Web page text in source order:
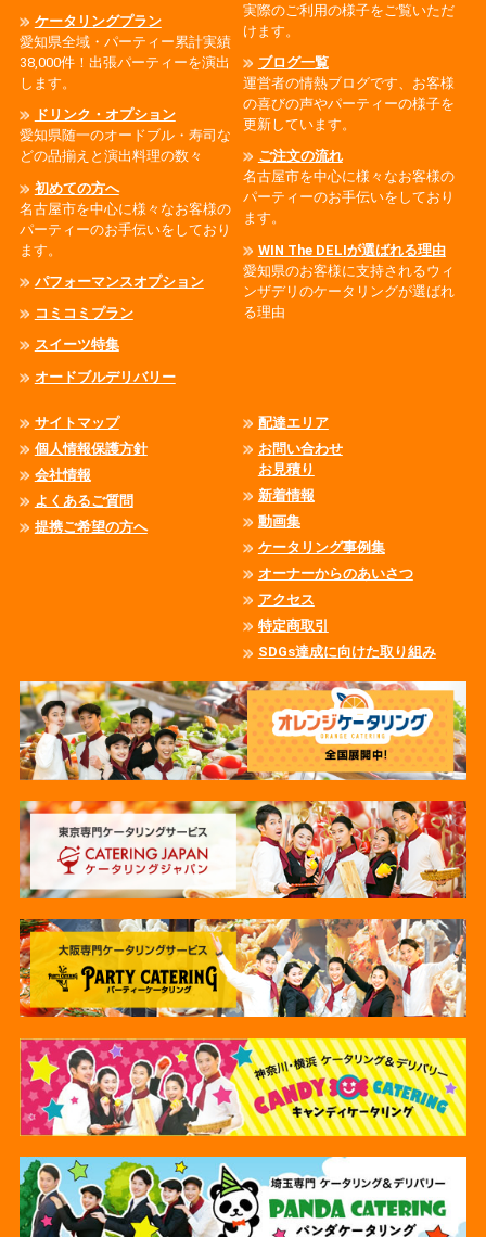
ケータリングプラン
愛知県全域・パーティー累計実績
38,000件！出張パーティーを演出
します。
ドリンク・オプション
愛知県随一のオードブル・寿司な
どの品揃えと演出料理の数々
初めての方へ
名古屋市を中心に様々なお客様の
パーティーのお手伝いをしており
ます。
パフォーマンスオプション
コミコミプラン
スイーツ特集
オードブルデリバリー
実際のご利用の様子をご覧いただ
けます。
ブログ一覧
運営者の情熱ブログです、お客様
の喜びの声やパーティーの様子を
更新しています。
ご注文の流れ
名古屋市を中心に様々なお客様の
パーティーのお手伝いをしており
ます。
WIN The DELIが選ばれる理由
愛知県のお客様に支持されるウィ
ンザデリのケータリングが選ばれ
る理由
サイトマップ
個人情報保護方針
会社情報
よくあるご質問
提携ご希望の方へ
配達エリア
お問い合わせ
お見積り
新着情報
動画集
ケータリング事例集
オーナーからのあいさつ
アクセス
特定商取引
SDGs達成に向けた取り組み